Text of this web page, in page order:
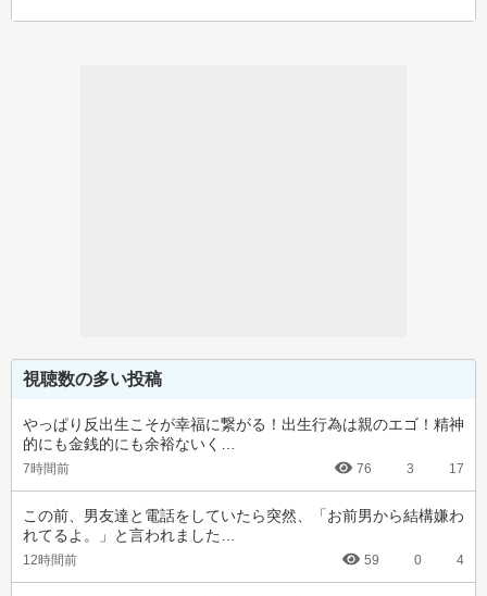
視聴数の多い投稿
やっぱり反出生こそが幸福に繋がる！出生行為は親のエゴ！精神
的にも金銭的にも余裕ないく…
7時間前 76 3 17
この前、男友達と電話をしていたら突然、「お前男から結構嫌わ
れてるよ。」と言われました…
12時間前 59 0 4